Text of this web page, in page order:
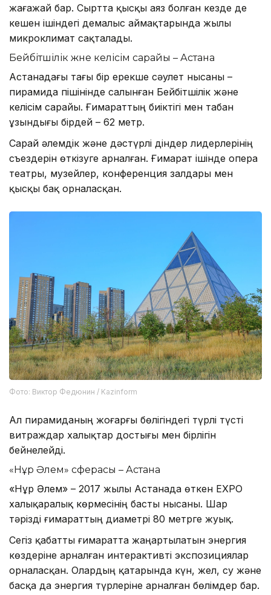
жағажай бар. Сыртта қысқы аяз болған кезде де
кешен ішіндегі демалыс аймақтарында жылы
микроклимат сақталады.
Бейбітшілік және келісім сарайы – Астана
Астанадағы тағы бір ерекше сәулет нысаны –
пирамида пішінінде салынған Бейбітшілік және
келісім сарайы. Ғимараттың биіктігі мен табан
ұзындығы бірдей – 62 метр.
Сарай әлемдік және дәстүрлі діндер лидерлерінің
съездерін өткізуге арналған. Ғимарат ішінде опера
театры, музейлер, конференция залдары мен
қысқы бақ орналасқан.
Фото: Виктор Федюнин / Kazinform
Ал пирамиданың жоғарғы бөлігіндегі түрлі түсті
витраждар халықтар достығы мен бірлігін
бейнелейді.
«Нұр Әлем» сферасы – Астана
«Нұр Әлем» – 2017 жылы Астанада өткен EXPO
халықаралық көрмесінің басты нысаны. Шар
тәрізді ғимараттың диаметрі 80 метрге жуық.
Сегіз қабатты ғимаратта жаңартылатын энергия
көздеріне арналған интерактивті экспозициялар
орналасқан. Олардың қатарында күн, жел, су және
басқа да энергия түрлеріне арналған бөлімдер бар.